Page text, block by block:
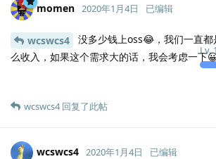
momen
Lv.
2020年1月4日 已编辑
wcswcs4
没多少钱上oss😂，我们一直
么收入，如果这个需求大的话，我会考虑一下
wcswcs4回复了此帖
wcswcs4 2020年1月4日 已编辑